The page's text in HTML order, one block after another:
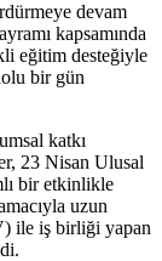
devam
kapsamında
eğitim desteğiyle
bir gün
katkı
23 Nisan Ulusal
bir etkinlikle
uzun
ile iş birliği yapan